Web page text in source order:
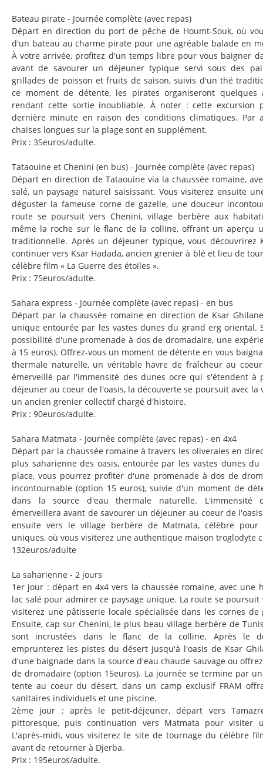
Bateau pirate - Journée complète (avec repas)
Départ en direction du port de pêche de Houmt-Souk, où
d'un bateau au charme pirate pour une agréable balade en
À votre arrivée, profitez d'un temps libre pour vous baigner
avant de savourer un déjeuner typique servi sous des
grillades de poisson et fruits de saison, suivis d'un thé
ce moment de détente, les pirates organiseront quelques
rendant cette sortie inoubliable. À noter : cette excursion
dernière minute en raison des conditions climatiques. Par
chaises longues sur la plage sont en supplément.
Prix : 35euros/adulte.
Tataouine et Chenini (en bus) - Journée complète (avec repas)
Départ en direction de Tataouine via la chaussée romaine,
salé, un paysage naturel saisissant. Vous visiterez ensuite
déguster la fameuse corne de gazelle, une douceur
route se poursuit vers Chenini, village berbère aux
même la roche sur le flanc de la colline, offrant un aperçu
traditionnelle. Après un déjeuner typique, vous découvrirez
continuer vers Ksar Hadada, ancien grenier à blé et lieu de
célèbre film « La Guerre des étoiles ».
Prix : 75euros/adulte.
Sahara express - Journée complète (avec repas) - en bus
Départ par la chaussée romaine en direction de Ksar
unique entourée par les vastes dunes du grand erg oriental.
possibilité d'une promenade à dos de dromadaire, une
à 15 euros). Offrez-vous un moment de détente en vous
thermale naturelle, un véritable havre de fraîcheur au
émerveillé par l'immensité des dunes ocre qui s'étendent à
déjeuner au coeur de l'oasis, la découverte se poursuit avec la
un ancien grenier collectif chargé d'histoire.
Prix : 90euros/adulte.
Sahara Matmata - Journée complète (avec repas) - en 4x4
Départ par la chaussée romaine à travers les oliveraies en
plus saharienne des oasis, entourée par les vastes dunes
place, vous pourrez profiter d'une promenade à dos de
incontournable (option 15 euros), suivie d'un moment de
dans la source d'eau thermale naturelle. L'immensité
émerveillera avant de savourer un déjeuner au coeur de
ensuite vers le village berbère de Matmata, célèbre pour
uniques, où vous visiterez une authentique maison troglodyte
132euros/adulte
La saharienne - 2 jours
1er jour : départ en 4x4 vers la chaussée romaine, avec
lac salé pour admirer ce paysage unique. La route se poursuit
visiterez une pâtisserie locale spécialisée dans les cornes
Ensuite, cap sur Chenini, le plus beau village berbère de
sont incrustées dans le flanc de la colline. Après le
emprunterez les pistes du désert jusqu'à l'oasis de Ksar
d'une baignade dans la source d'eau chaude sauvage ou
de dromadaire (option 15euros). La journée se termine par
tente au coeur du désert, dans un camp exclusif FRAM
sanitaires individuels et une piscine.
2ème jour : après le petit-déjeuner, départ vers
pittoresque, puis continuation vers Matmata pour visiter
L'après-midi, vous visiterez le site de tournage du célèbre
avant de retourner à Djerba.
Prix : 195euros/adulte.